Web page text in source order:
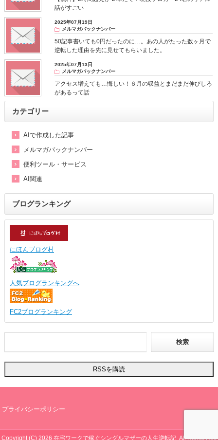
話がすごい
2025年07月19日
メルマガバックナンバー
50記事書いても0円だったのに…。あの人がたった数ヶ月で
逆転した理由を先に見せてもらいました。
2025年07月13日
メルマガバックナンバー
アクセス増えても…悔しい！６月の収益とまだまだ伸びしろ
があるって話
カテゴリー
AIで作成した記事
メルマガバックナンバー
便利ツール・サービス
AI関連
ブログランキング
にほんブログ村
人気ブログランキングへ
FC2ブログランキング
プライバシーポリシー
Copyright (C) 2026 在宅ワークで稼ぐシングルマザーの人生逆転記 All Rights Res